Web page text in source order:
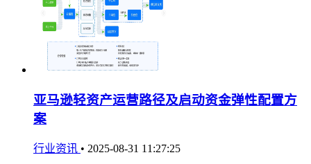
亚马逊轻资产运营路径及启动资金弹性配置方
案
行业资讯 • 2025-08-31 11:27:25